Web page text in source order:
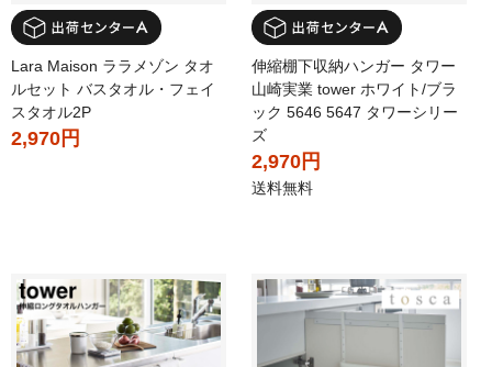
Lara Maison ララメゾン タオ
ルセット バスタオル・フェイ
スタオル2P
2,970円
伸縮棚下収納ハンガー タワー
山崎実業 tower ホワイト/ブラ
ック 5646 5647 タワーシリー
ズ
2,970円
送料無料